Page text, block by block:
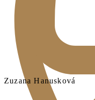
Zuzana Hanusková